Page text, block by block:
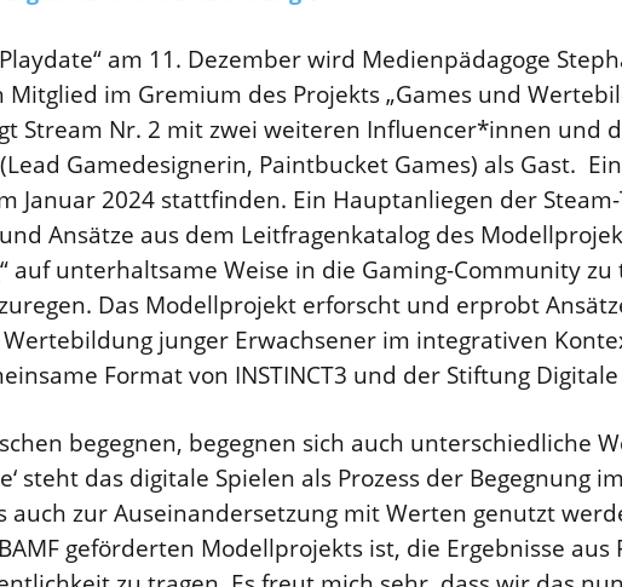
am 11. Dezember wird Medienpädagoge
Mitglied im Gremium des Projekts „Games und
Stream Nr. 2 mit zwei weiteren Influencer*innen und
Gamedesignerin, Paintbucket Games) als Gast.
Januar 2024 stattfinden. Ein Hauptanliegen der
Ansätze aus dem Leitfragenkatalog des
auf unterhaltsame Weise in die Gaming-Community
Das Modellprojekt erforscht und erprobt
junger Erwachsener im integrativen
Format von INSTINCT3 und der Stiftung
begegnen, begegnen sich auch unterschiedliche
steht das digitale Spielen als Prozess der Begegnung
auch zur Auseinandersetzung mit Werten genutzt
geförderten Modellprojekts ist, die Ergebnisse